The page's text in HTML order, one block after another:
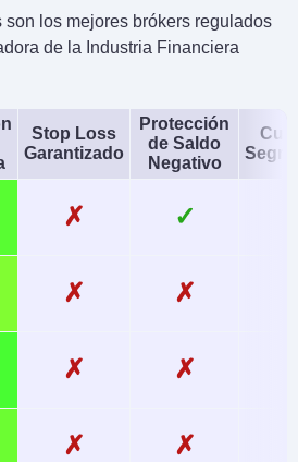
los mejores brókers regulados
de la Industria Financiera
Stop Loss
Garantizado
Protección
de Saldo
Negativo
✗ ✓
✗ ✗
✗ ✗
✗ ✗